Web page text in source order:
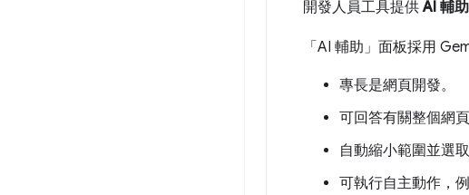
開發人員工具提供AI 輔助
「AI 輔助」 面板採用
專長是網頁開發。
可回答有關整個網
自動縮小範圍並選
可執行自主動作，